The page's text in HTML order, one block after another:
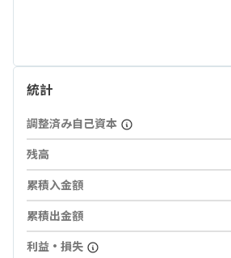
統計
調整済み自己資本
残高
累積入金額
累積出金額
利益・損失